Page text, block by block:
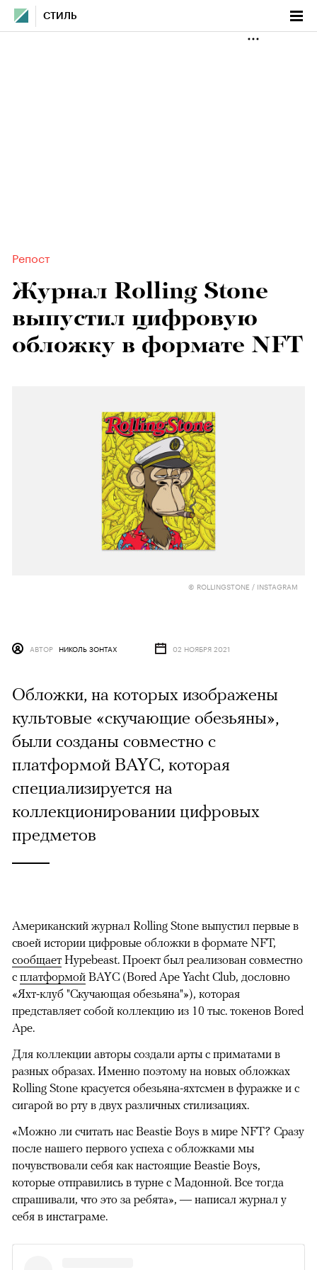
СТИЛЬ
Репост
Журнал Rolling Stone
выпустил цифровую
обложку в формате NFT
© ROLLINGSTONE / INSTAGRAM
АВТОР НИКОЛЬ ЗОНТАХ 02 НОЯБРЯ 2021
Обложки, на которых изображены
культовые «скучающие обезьяны»,
были созданы совместно с
платформой BAYC, которая
специализируется на
коллекционировании цифровых
предметов
Американский журнал Rolling Stone выпустил первые в
своей истории цифровые обложки в формате NFT,
сообщает Hypebeast. Проект был реализован совместно
с платформой BAYC (Bored Ape Yacht Club, дословно
«Яхт-клуб "Скучающая обезьяна"»), которая
представляет собой коллекцию из 10 тыс. токенов Bored
Ape.
Для коллекции авторы создали арты с приматами в
разных образах. Именно поэтому на новых обложках
Rolling Stone красуется обезьяна-яхтсмен в фуражке и с
сигарой во рту в двух различных стилизациях.
«Можно ли считать нас Beastie Boys в мире NFT? Сразу
после нашего первого успеха с обложками мы
почувствовали себя как настоящие Beastie Boys,
которые отправились в турне с Мадонной. Все тогда
спрашивали, что это за ребята», — написал журнал у
себя в инстаграме.